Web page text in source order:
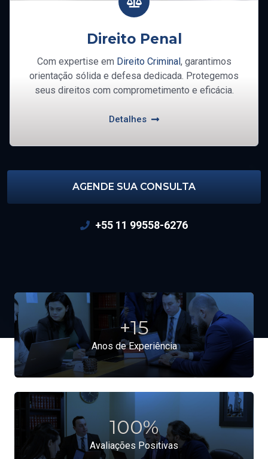
Direito Penal
Com expertise em Direito Criminal , garantimos
orientação sólida e defesa dedicada. Protegemos
seus direitos com comprometimento e eficácia.
Detalhes
AGENDE SUA CONSULTA
+55 11 99558-6276
Anos de Experiência
+15
Avaliações Positivas
100%